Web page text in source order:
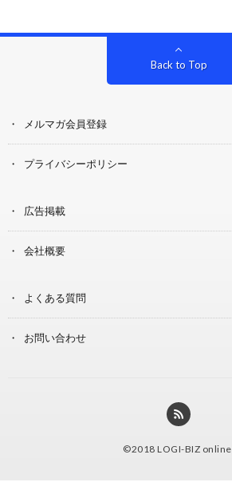
Back to Top
メルマガ会員登録
プライバシーポリシー
広告掲載
会社概要
よくある質問
お問い合わせ
©2018 LOGI-BIZ online